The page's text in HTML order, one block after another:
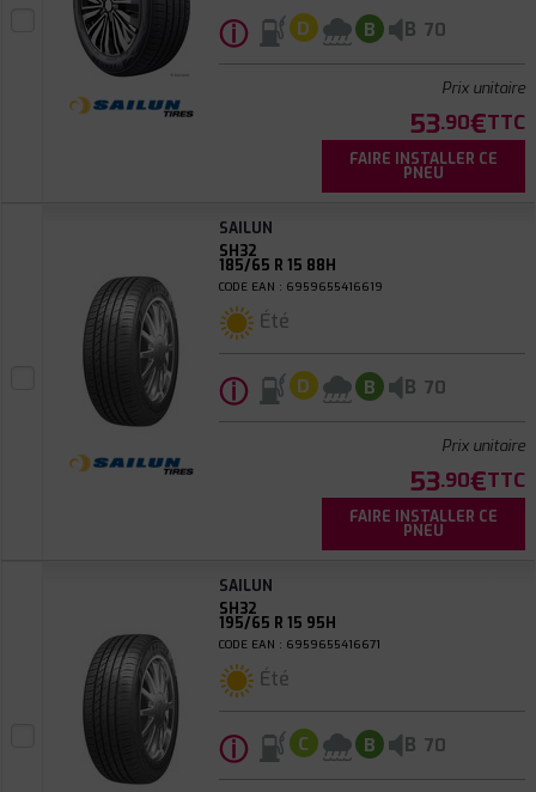
ⓘ D B B 70
Prix unitaire
53.90€TTC
FAIRE INSTALLER CE
PNEU
SAILUN
SH32
185/65 R 15 88H
CODE EAN : 6959655416619
Été
ⓘ D B B 70
Prix unitaire
53.90€TTC
FAIRE INSTALLER CE
PNEU
SAILUN
SH32
195/65 R 15 95H
CODE EAN : 6959655416671
Été
ⓘ C B B 70